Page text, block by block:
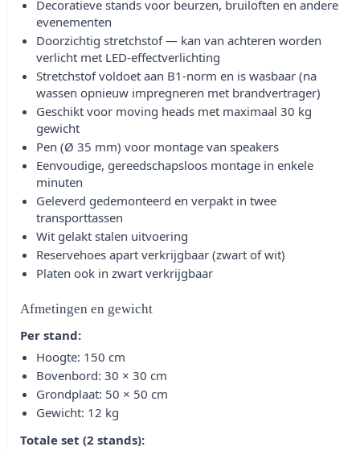
Decoratieve stands voor beurzen, bruiloften en andere
evenementen
Doorzichtig stretchstof — kan van achteren worden
verlicht met LED-effectverlichting
Stretchstof voldoet aan B1-norm en is wasbaar (na
wassen opnieuw impregneren met brandvertrager)
Geschikt voor moving heads met maximaal 30 kg
gewicht
Pen (Ø 35 mm) voor montage van speakers
Eenvoudige, gereedschapsloos montage in enkele
minuten
Geleverd gedemonteerd en verpakt in twee
transporttassen
Wit gelakt stalen uitvoering
Reservehoes apart verkrijgbaar (zwart of wit)
Platen ook in zwart verkrijgbaar
Afmetingen en gewicht
Per stand:
Hoogte: 150 cm
Bovenbord: 30 × 30 cm
Grondplaat: 50 × 50 cm
Gewicht: 12 kg
Totale set (2 stands):